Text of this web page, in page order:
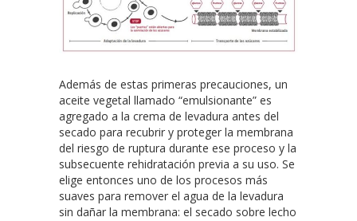
Además de estas primeras precauciones, un
aceite vegetal llamado “emulsionante” es
agregado a la crema de levadura antes del
secado para recubrir y proteger la membrana
del riesgo de ruptura durante ese proceso y la
subsecuente rehidratación previa a su uso. Se
elige entonces uno de los procesos más
suaves para remover el agua de la levadura
sin dañar la membrana: el secado sobre lecho